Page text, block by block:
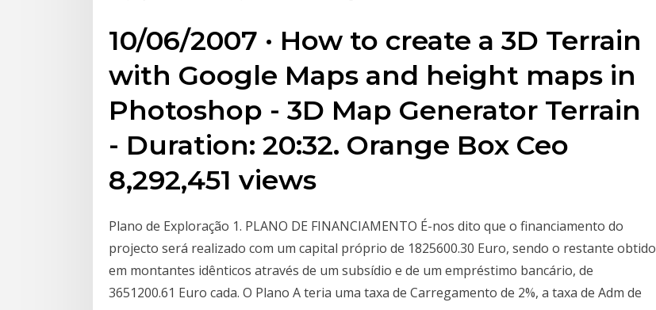
10/06/2007 · How to create a 3D Terrain
with Google Maps and height maps in
Photoshop - 3D Map Generator Terrain
- Duration: 20:32. Orange Box Ceo
8,292,451 views
Plano de Exploração 1. PLANO DE FINANCIAMENTO É-nos dito que o financiamento do
projecto será realizado com um capital próprio de 1825600.30 Euro, sendo o restante obtido
em montantes idênticos através de um subsídio e de um empréstimo bancário, de
3651200.61 Euro cada. O Plano A teria uma taxa de Carregamento de 2%, a taxa de Adm de